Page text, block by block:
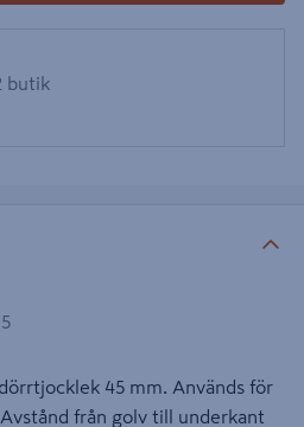
butik
45 mm. Används för
från golv till underkant